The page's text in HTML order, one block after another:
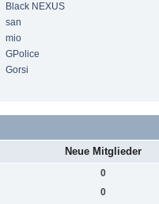
Black NEXUS
san
mio
GPolice
Gorsi
Neue Mitglieder
0
0